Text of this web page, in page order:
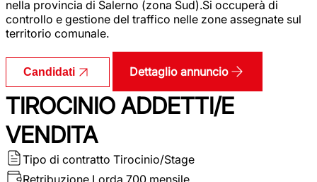
nella provincia di Salerno (zona Sud).Si occuperà di
controllo e gestione del traffico nelle zone assegnate sul
territorio comunale.
Candidati Dettaglio annuncio
TIROCINIO ADDETTI/E
VENDITA
Tipo di contratto Tirocinio/Stage
Retribuzione Lorda 700 mensile